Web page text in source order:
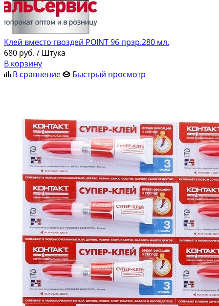
Клей вместо гвоздей POINT 96 прзр.280 мл.
680 руб. / Штука
В корзину
В сравнение
Быстрый просмотр